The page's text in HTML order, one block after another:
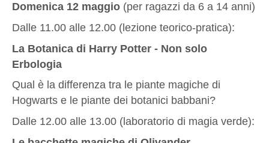
Domenica 12 maggio (per ragazzi da 6 a 14 anni)
Dalle 11.00 alle 12.00 (lezione teorico-pratica):
La Botanica di Harry Potter - Non solo
Erbologia
Qual è la differenza tra le piante magiche di
Hogwarts e le piante dei botanici babbani?
Dalle 12.00 alle 13.00 (laboratorio di magia verde):